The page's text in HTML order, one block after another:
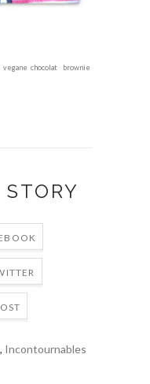
chocolat brownie
, Incontournables